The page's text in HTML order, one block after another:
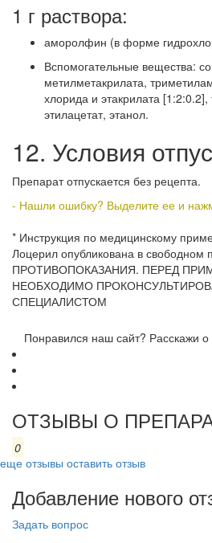
1 г раствора:
аморолфин (в форме
Вспомогательные вещества:
метилметакрилата,
хлорида и этакрилата [1:2:0.2],
этилацетат, этанол.
12. Условия
Препарат отпускается без рецепта.
- Нашли ошибку? Выделите ее и
* Инструкция по медицинскому
Лоцерил опубликована в
ПРОТИВОПОКАЗАНИЯ. ПЕРЕД
НЕОБХОДИМО
СПЕЦИАЛИСТОМ
Понравился наш сайт? Расскажи
ОТЗЫВЫ О
0
еще отзывы оставить отзыв
Добавление нового
Задать вопрос